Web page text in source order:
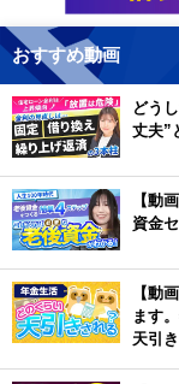
おすすめ動画
どう
丈夫”
【動
資金
【動
ます
天引